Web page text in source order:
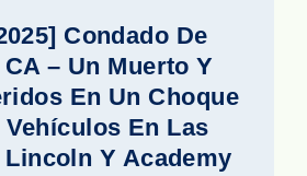
Condado De
– Un Muerto Y
En Un Choque
Vehículos En Las
Y Academy